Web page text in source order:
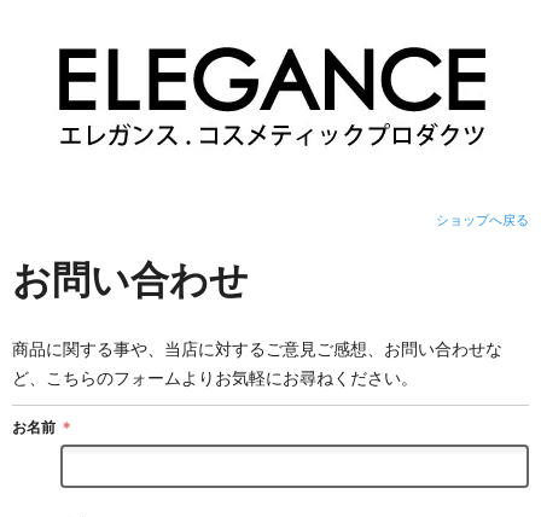
ショップへ戻る
お問い合わせ
商品に関する事や、当店に対するご意見ご感想、お問い合わせな
ど、こちらのフォームよりお気軽にお尋ねください。
お名前 ＊